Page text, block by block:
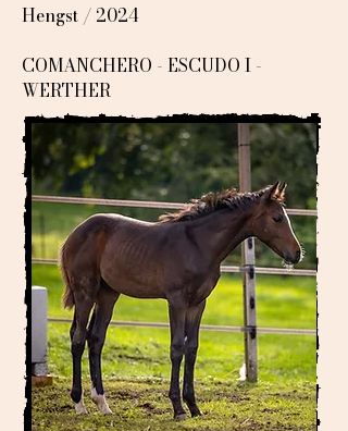
Hengst / 2024
COMANCHERO - ESCUDO I -
WERTHER